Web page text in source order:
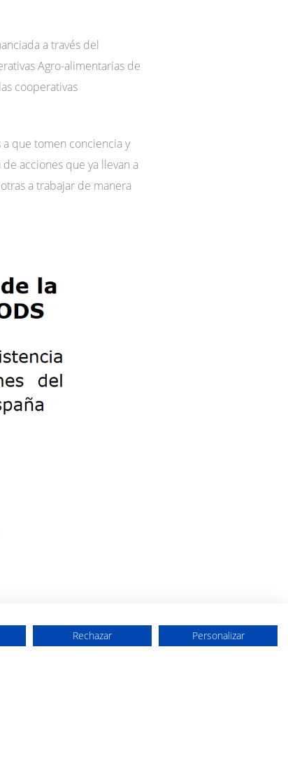
a través del
Agro-alimentarias de
cooperativas
que tomen conciencia y
acciones que ya llevan a
a trabajar de manera
Rechazar Personalizar